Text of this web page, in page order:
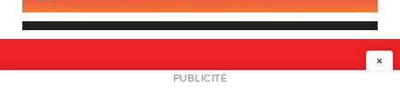
NEWSLETTER
×
PUBLICITÉ